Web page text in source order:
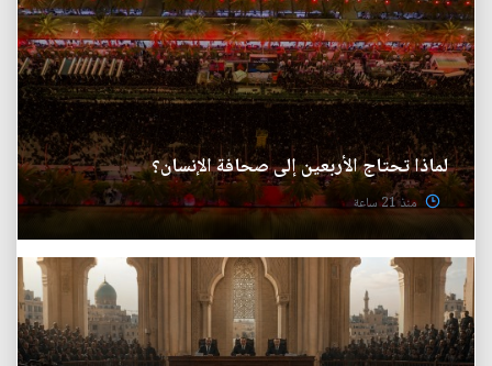
لماذا تحتاج الأربعين إلى صحافة الإنسان؟
منذ 21 ساعة